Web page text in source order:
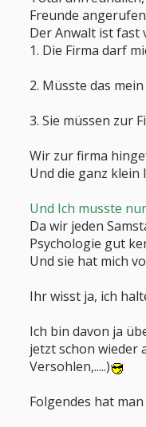
Freunde
Der Anwalt ist fast
1. Die Firma darf
2. Müsste das
3. Sie müssen zur
Wir zur firma
Und die ganz klein
Und Ich musste
Da wir jeden
Psychologie gut
Und sie hat mich
Ihr wisst ja, ich
Ich bin davon ja
jetzt schon wieder
Versohlen,.....)
Folgendes hat